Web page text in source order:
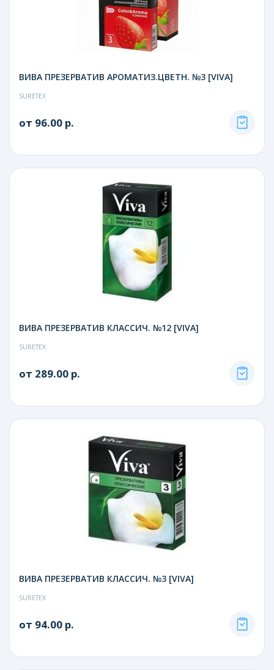
ВИВА ПРЕЗЕРВАТИВ АРОМАТИЗ.ЦВЕТН. №3 [VIVA]
SURETEX
от 96.00 р.
ВИВА ПРЕЗЕРВАТИВ КЛАССИЧ. №12 [VIVA]
SURETEX
от 289.00 р.
ВИВА ПРЕЗЕРВАТИВ КЛАССИЧ. №3 [VIVA]
SURETEX
от 94.00 р.